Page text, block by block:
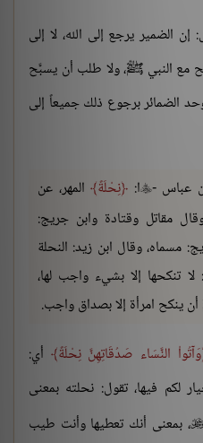
الضمير يرجع إلى الله، لا إلى
مع النبي ﷺ، ولا طلب أن يسبَّح
الضمائر برجوع ذلك جميعاً إلى
عباس -ا: نِحْلَةً المهر، عن
مقاتل وقتادة وابن جريج:
مسماه، وقال ابن زيد: النحلة
تنكحها إلا بشيء واجب لها،
ينكح امرأة إلا بصداق واجب.
وَآتُواْ النَّسَاء صَدُقَاتِهِنَّ نِحْلَةً
أي:
لكم فيها، تقول: نحلته بمعنى
، بمعنى أنك تعطيها وأنت طيب